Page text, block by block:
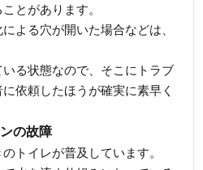
とがあります。
よる穴が開いた場合などは、
る状態なので、そこにトラブ
依頼したほうが確実に素早く
の故障
トイレが普及しています。